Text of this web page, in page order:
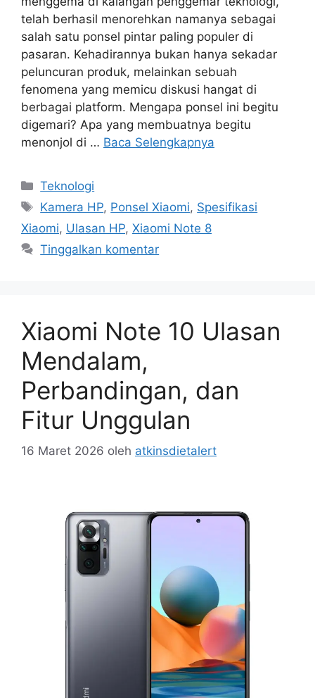
telah berhasil menorehkan namanya sebagai
salah satu ponsel pintar paling populer di
pasaran. Kehadirannya bukan hanya sekadar
peluncuran produk, melainkan sebuah
fenomena yang memicu diskusi hangat di
berbagai platform. Mengapa ponsel ini begitu
digemari? Apa yang membuatnya begitu
menonjol di … Baca Selengkapnya
Kategori
Teknologi
Tag
Kamera HP, Ponsel Xiaomi, Spesifikasi
Xiaomi, Ulasan HP, Xiaomi Note 8
Tinggalkan komentar
Xiaomi Note 10 Ulasan
Mendalam,
Perbandingan, dan
Fitur Unggulan
16 Maret 2026 oleh atkinsdietalert